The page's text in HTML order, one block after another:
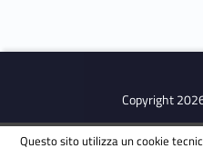
Copyright
Questo sito utilizza un cookie